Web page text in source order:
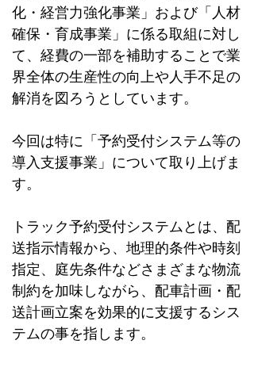
化・経営力強化事業」および「人材
確保・育成事業」に係る取組に対し
て、経費の一部を補助することで業
界全体の生産性の向上や人手不足の
解消を図ろうとしています。
今回は特に「予約受付システム等の
導入支援事業」について取り上げま
す。
トラック予約受付システムとは、配
送指示情報から、地理的条件や時刻
指定、庭先条件などさまざまな物流
制約を加味しながら、配車計画・配
送計画立案を効果的に支援するシス
テムの事を指します。